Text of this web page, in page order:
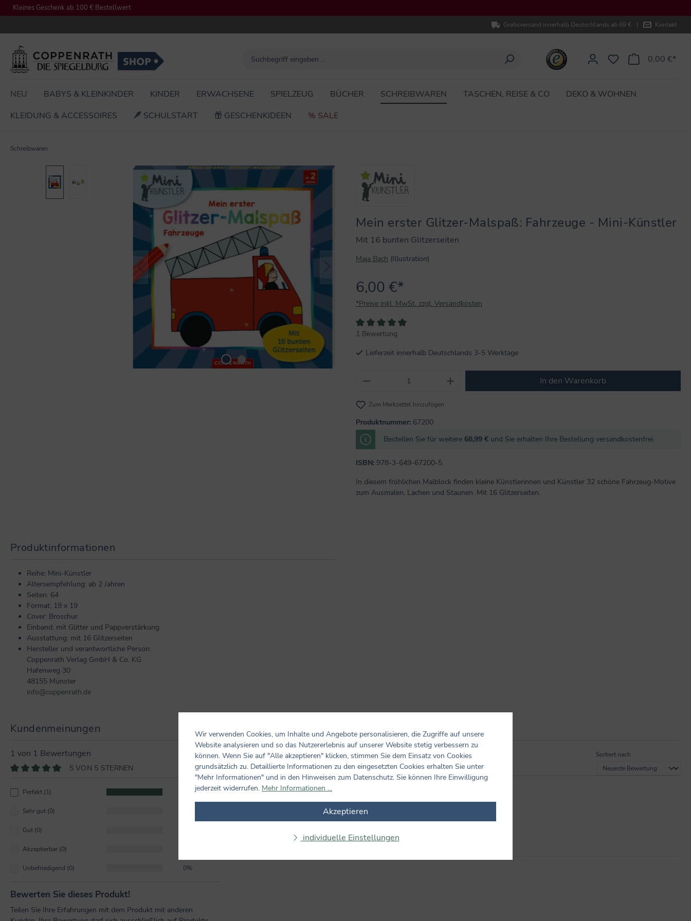
Zur Hauptnavigation springen
Kleines Geschenk ab 100 € Bestellwert
Gratisversand innerhalb Deutschlands ab 69 € | Kontakt
0,00 €*
NEU BABYS & KLEINKINDER KINDER ERWACHSENE SPIELZEUG BÜCHER SCHREIBWAREN TASCHEN, REISE & CO
DEKO & WOHNEN
KLEIDUNG & ACCESSOIRES
SCHULSTART GESCHENKIDEEN % SALE
Schreibwaren
Mein erster Glitzer-Malspaß: Fahrzeuge - Mini-Künstler
Mit 16 bunten Glitzerseiten
Maja Bach (Illustration)
6,00 €*
*Preise inkl. MwSt. zzgl. Versandkosten
Durchschnittliche Bewertung von 5 von 5 Sternen
1 Bewertung
Lieferzeit innerhalb Deutschlands 3-5 Werktage
Produkt Anzahl: Gib den gewünschten Wert ein oder
In den Warenkorb
Zum Merkzettel hinzufügen
Produktnummer: 67200
Bestellen Sie für weitere 68,99 € und Sie erhalten Ihre Bestellung versandkostenfrei.
ISBN: 978-3-649-67200-5
In diesem fröhlichen Malblock finden kleine Künstlerinnen und Künstler 32 schöne Fahrzeug-Motive
zum Ausmalen, Lachen und Staunen. Mit 16 Glitzerseiten.
Produktinformationen
Reihe: Mini-Künstler
Altersempfehlung: ab 2 Jahren
Seiten: 64
Format: 19 x 19
Cover: Broschur
Einband: mit Glitter und Pappverstärkung
Ausstattung: mit 16 Glitzerseiten
Hersteller und verantwortliche Person:
Coppenrath Verlag GmbH & Co. KG
Hafenweg 30
48155 Münster
info@coppenrath.de
Kundenmeinungen
1 von 1 Bewertungen
5 VON 5 STERNEN
Perfekt (1) 100%
Sehr gut (0)
Gut (0)
Akzeptierbar (0)
Unbefriedigend (0) 0%
Bewerten Sie dieses Produkt!
Teilen Sie Ihre Erfahrungen mit dem Produkt mit anderen
Bewertungen nur in der aktuellen Sprache anzeigen.
Sortiert nach
1Bewertung
Bewertung mit 5 von 5 Sternen
Total lieb für die ersten Malversuche mit Motiv
Wir verwenden Cookies, um Inhalte und Angebote personalisieren, die Zugriffe auf unsere
Website analysieren und so das Nutzererlebnis auf unserer Website stetig verbessern zu
können. Wenn Sie auf "Alle akzeptieren" klicken, stimmen Sie dem Einsatz von Cookies
grundsätzlich zu. Detaillierte Informationen zu den eingesetzten Cookies erhalten Sie unter
"Mehr Informationen" und in den Hinweisen zum Datenschutz. Sie können Ihre Einwilligung
jederzeit widerrufen. Mehr Informationen ...
Akzeptieren
individuelle Einstellungen